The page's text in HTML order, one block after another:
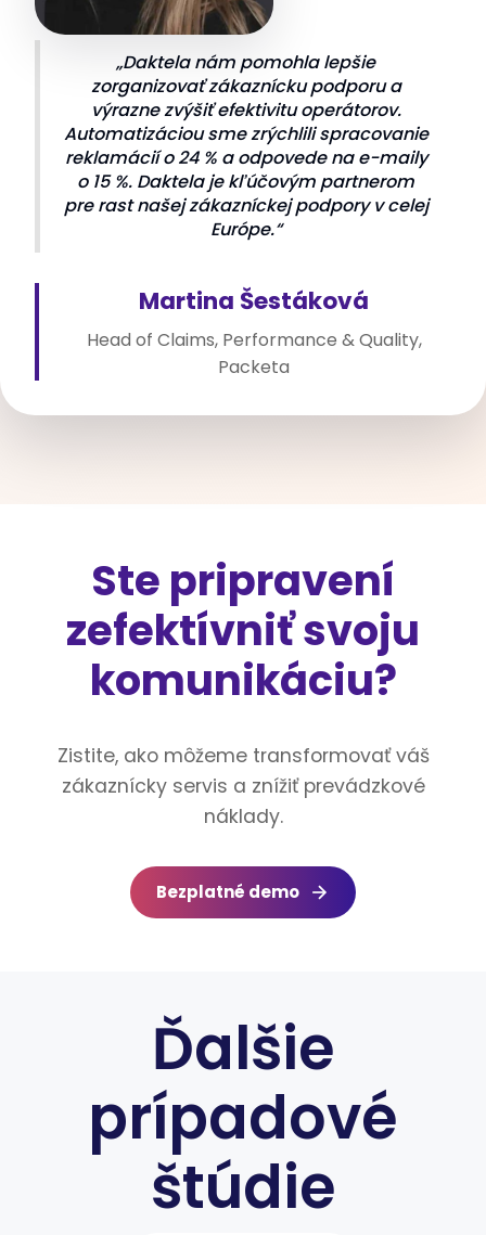
„Daktela nám pomohla lepšie
zorganizovať zákaznícku podporu a
výrazne zvýšiť efektivitu operátorov.
Automatizáciou sme zrýchlili spracovanie
reklamácií o 24 % a odpovede na e-maily
o 15 %. Daktela je kľúčovým partnerom
pre rast našej zákazníckej podpory v celej
Európe.“
Martina Šestáková
Head of Claims, Performance & Quality,
Packeta
Ste pripravení
zefektívniť svoju
komunikáciu?
Zistite, ako môžeme transformovať váš
zákaznícky servis a znížiť prevádzkové
náklady.
Bezplatné demo
Ďalšie
prípadové
štúdie